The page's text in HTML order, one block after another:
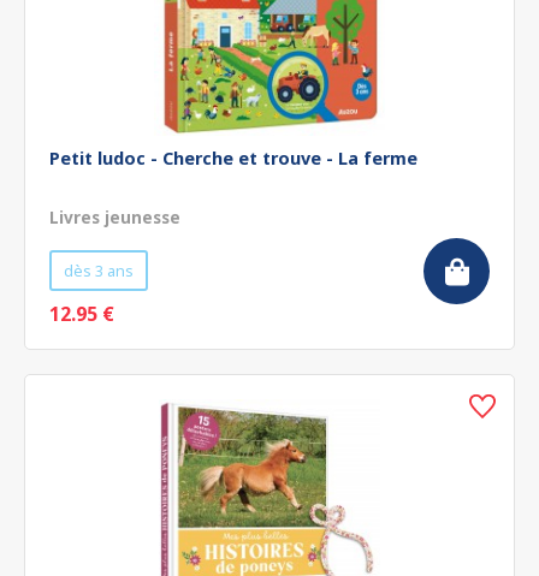
Petit ludoc - Cherche et trouve - La ferme
Livres jeunesse
dès 3 ans
12.95 €